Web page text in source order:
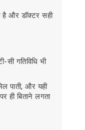
है और डॉक्टर सही
गतिविधि भी
पाती, और यही
ही बिताने लगता